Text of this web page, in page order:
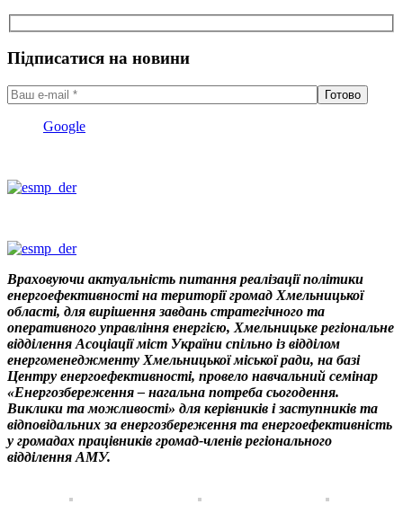
Підписатися на новини
Google
Враховуючи актуальність питання реалізації політики
енергоефективності на території громад Хмельницької
області, для вирішення завдань стратегічного та
оперативного управління енергією, Хмельницьке регіональне
відділення Асоціації міст України спільно із відділом
енергоменеджменту Хмельницької міської ради, на базі
Центру енергоефективності, провело навчальний семінар
«Енергозбереження – нагальна потреба сьогодення.
Виклики та можливості» для керівників і заступників та
відповідальних за енергозбереження та енергоефективність
у громадах працівників громад-членів регіонального
відділення АМУ.